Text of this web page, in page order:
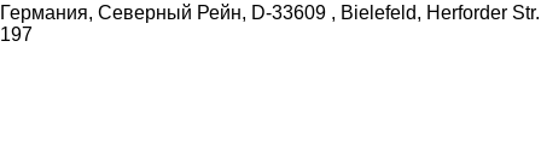
Германия, Северный Рейн, D-33609 , Bielefeld, Herforder Str.
197